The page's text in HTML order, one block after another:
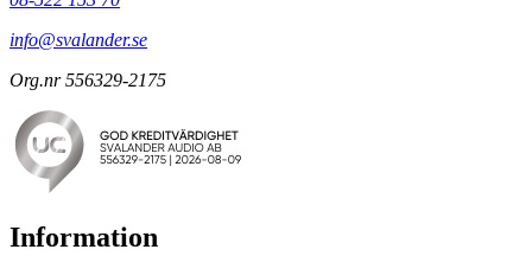
info@svalander.se
Org.nr 556329-2175
Information